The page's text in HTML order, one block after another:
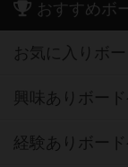
おすすめボ
お気に入りボ
興味ありボー
経験ありボー